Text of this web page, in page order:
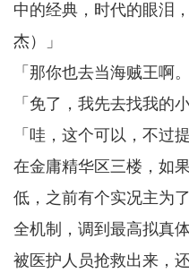
中的经典，时代的眼泪
杰）」
「那你也去当海贼王啊
「免了，我先去找我的
「哇，这个可以，不过
在金庸精华区三楼，如
低，之前有个实况主为
全机制，调到最高拟真
被医护人员抢救出来，